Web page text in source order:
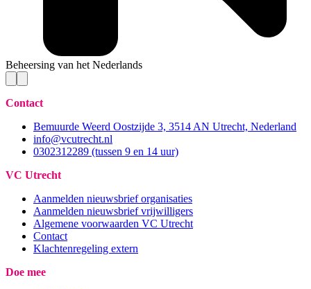
Beheersing van het Nederlands
Contact
Bemuurde Weerd Oostzijde 3, 3514 AN Utrecht, Nederland
info@vcutrecht.nl
0302312289 (tussen 9 en 14 uur)
VC Utrecht
Aanmelden nieuwsbrief organisaties
Aanmelden nieuwsbrief vrijwilligers
Algemene voorwaarden VC Utrecht
Contact
Klachtenregeling extern
Doe mee